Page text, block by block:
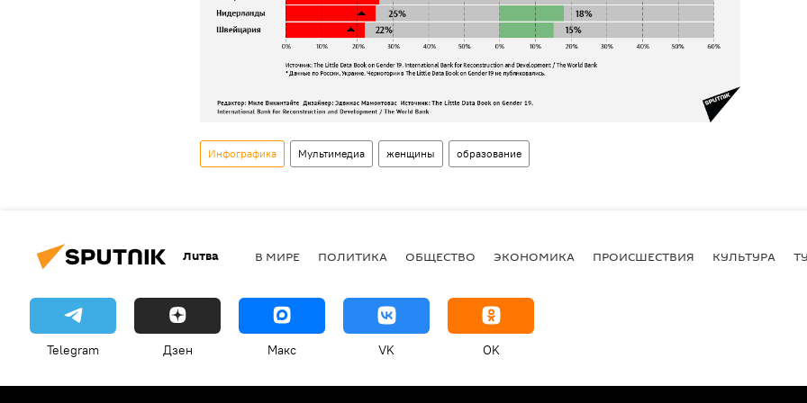
Инфографика Мультимедиа женщины образование
Литва В МИРЕ ПОЛИТИКА ОБЩЕСТВО ЭКОНОМИКА ПРОИСШЕСТВИЯ КУЛЬТУРА
Telegram Дзен Макс VK OK